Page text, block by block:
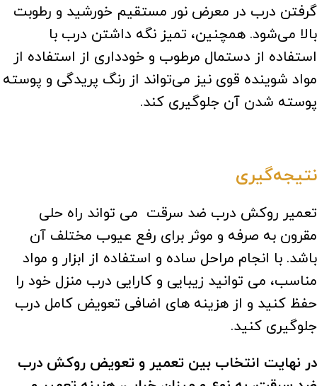
گرفتن درب در معرض نور مستقیم خورشید و رطوبت
بالا می‌شود. همچنین، تمیز نگه داشتن درب با
استفاده از دستمال مرطوب و خودداری از استفاده از
مواد شوینده قوی نیز می‌تواند از رنگ پریدگی و پوسته‌
پوسته شدن آن جلوگیری کند.
نتیجه‌گیری
تعمیر روکش درب ضد سرقت می تواند راه حلی
مقرون به صرفه و موثر برای رفع عیوب مختلف آن
باشد. با انجام مراحل ساده و استفاده از ابزار و مواد
مناسب، می توانید زیبایی و کارایی درب منزل خود را
حفظ کنید و از هزینه های اضافی تعویض کامل درب
جلوگیری کنید.
در نهایت انتخاب بین تعمیر و تعویض روکش درب